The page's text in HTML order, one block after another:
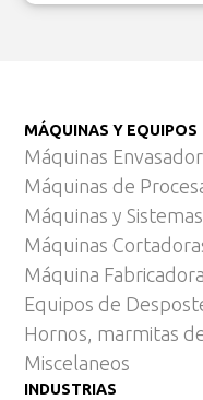
MÁQUINAS Y EQUIPOS
Máquinas
Máquinas de
Máquinas y
Máquinas
Máquina
Equipos de
Hornos, marmitas
Miscelaneos
INDUSTRIAS